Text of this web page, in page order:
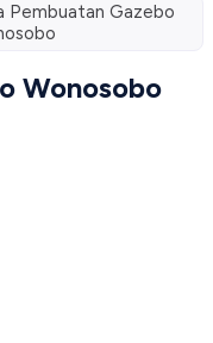
Pembuatan Gazebo
Wonosobo